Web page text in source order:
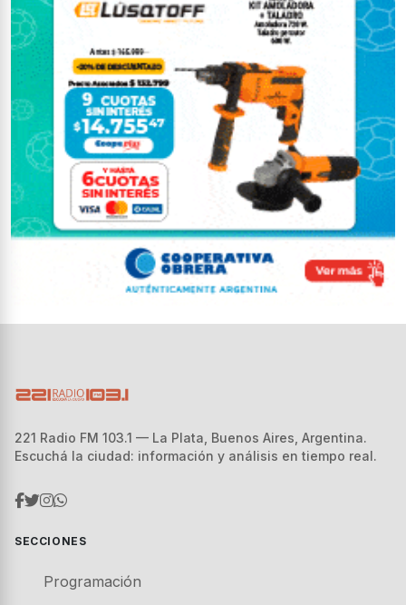
221 Radio FM 103.1 — La Plata, Buenos Aires, Argentina.
Escuchá la ciudad: información y análisis en tiempo real.
SECCIONES
Programación